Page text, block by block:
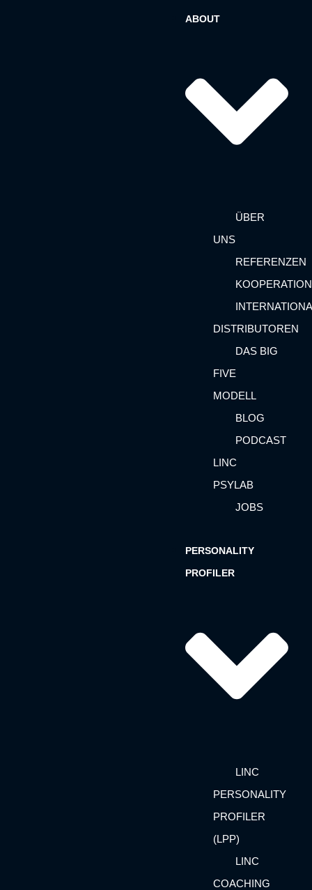
ABOUT
ÜBER
UNS
REFERENZEN
DISTRIBUTOREN
DAS BIG
FIVE
MODELL
BLOG
PODCAST
LINC
PSYLAB
JOBS
PERSONALITY
PROFILER
LINC
PERSONALITY
PROFILER
(LPP)
LINC
COACHING